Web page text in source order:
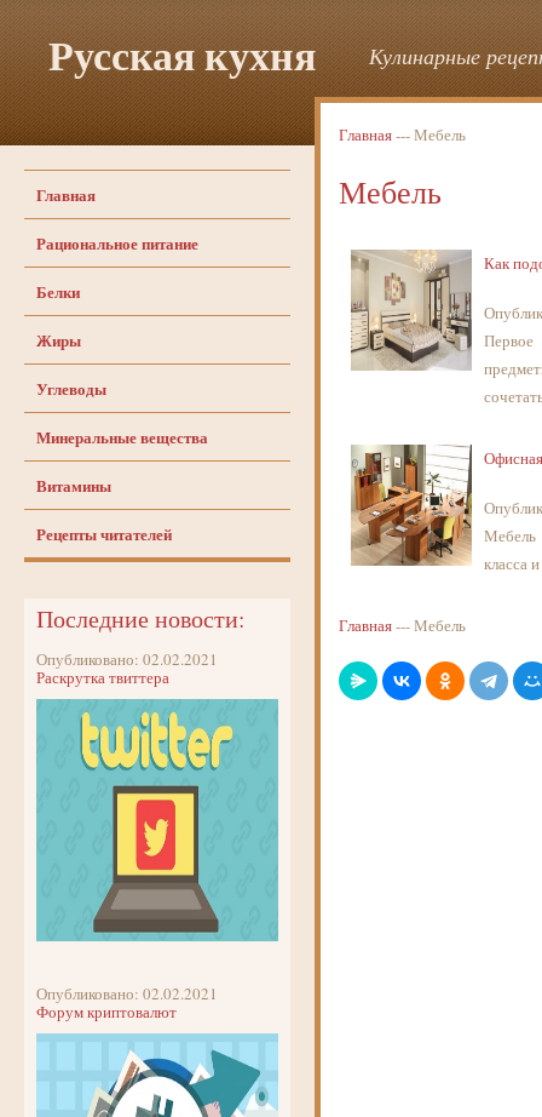
Русская кухня Кулинарные
Главная
Рациональное питание
Белки
Жиры
Углеводы
Минеральные вещества
Витамины
Рецепты читателей
Последние новости:
Опубликовано: 02.02.2021
Раскрутка твиттера
Опубликовано: 02.02.2021
Форум криптовалют
Главная--- Мебель
Мебель
Как
Мебель
класса
Главная--- Мебель